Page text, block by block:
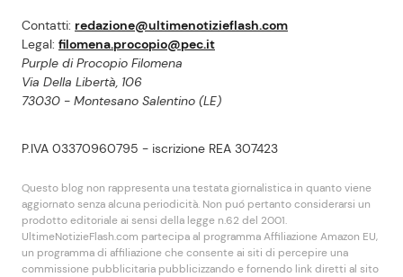
Contatti: redazione@ultimenotizieflash.com
Legal: filomena.procopio@pec.it
Purple di Procopio Filomena
Via Della Libertà, 106
73030 - Montesano Salentino (LE)
P.IVA 03370960795 - iscrizione REA 307423
Questo blog non rappresenta una testata giornalistica in quanto viene
aggiornato senza alcuna periodicità. Non puó pertanto considerarsi un
prodotto editoriale ai sensi della legge n.62 del 2001.
UltimeNotizieFlash.com partecipa al programma Affiliazione Amazon EU,
un programma di affiliazione che consente ai siti di percepire una
commissione pubblicitaria pubblicizzando e fornendo link diretti al sito